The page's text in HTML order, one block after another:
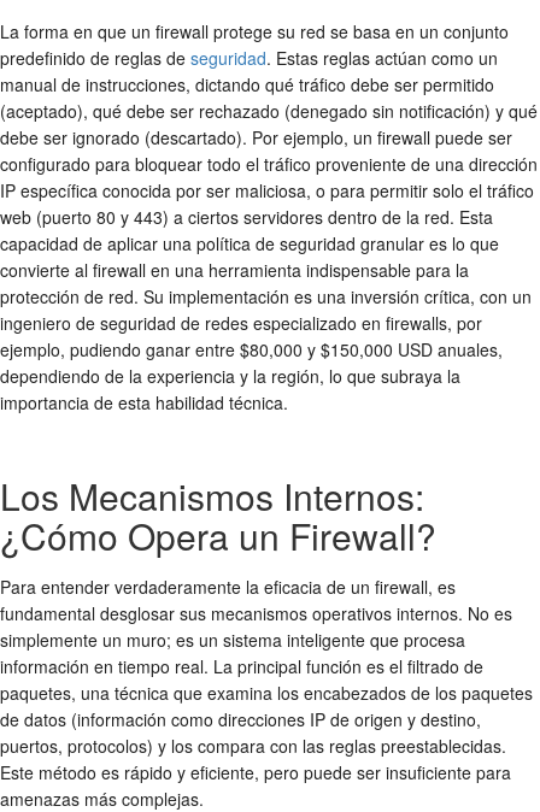
La forma en que un firewall protege su red se basa en un conjunto
predefinido de reglas de seguridad. Estas reglas actúan como un
manual de instrucciones, dictando qué tráfico debe ser permitido
(aceptado), qué debe ser rechazado (denegado sin notificación) y qué
debe ser ignorado (descartado). Por ejemplo, un firewall puede ser
configurado para bloquear todo el tráfico proveniente de una dirección
IP específica conocida por ser maliciosa, o para permitir solo el tráfico
web (puerto 80 y 443) a ciertos servidores dentro de la red. Esta
capacidad de aplicar una política de seguridad granular es lo que
convierte al firewall en una herramienta indispensable para la
protección de red. Su implementación es una inversión crítica, con un
ingeniero de seguridad de redes especializado en firewalls, por
ejemplo, pudiendo ganar entre $80,000 y $150,000 USD anuales,
dependiendo de la experiencia y la región, lo que subraya la
importancia de esta habilidad técnica.
Los Mecanismos Internos:
¿Cómo Opera un Firewall?
Para entender verdaderamente la eficacia de un firewall, es
fundamental desglosar sus mecanismos operativos internos. No es
simplemente un muro; es un sistema inteligente que procesa
información en tiempo real. La principal función es el filtrado de
paquetes, una técnica que examina los encabezados de los paquetes
de datos (información como direcciones IP de origen y destino,
puertos, protocolos) y los compara con las reglas preestablecidas.
Este método es rápido y eficiente, pero puede ser insuficiente para
amenazas más complejas.